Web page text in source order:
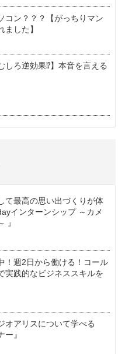
コン？？？【がっちりマン
ました】
しろ逆効果⁉】本音を言える
て最高の思い出づくりが体
インターンシップ ～カメ
』
！週2日から働ける！コール
実践的なビジネススキルを
オアリスについて学べる
ー』